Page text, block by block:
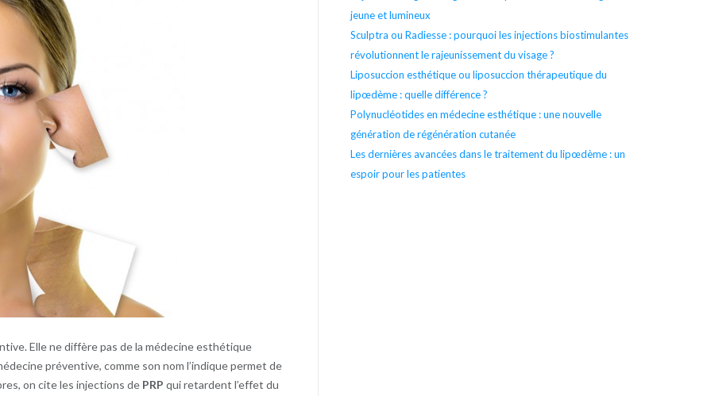
Elle ne diffère pas de la médecine esthétique
préventive, comme son nom l’indique permet de
on cite les injections de PRP qui retardent l’effet du
jeune et lumineux
Sculptra ou Radiesse : pourquoi les injections biostimulantes
révolutionnent le rajeunissement du visage ?
Liposuccion esthétique ou liposuccion thérapeutique du
lipœdème : quelle différence ?
Polynucléotides en médecine esthétique : une nouvelle
génération de régénération cutanée
Les dernières avancées dans le traitement du lipœdème : un
espoir pour les patientes